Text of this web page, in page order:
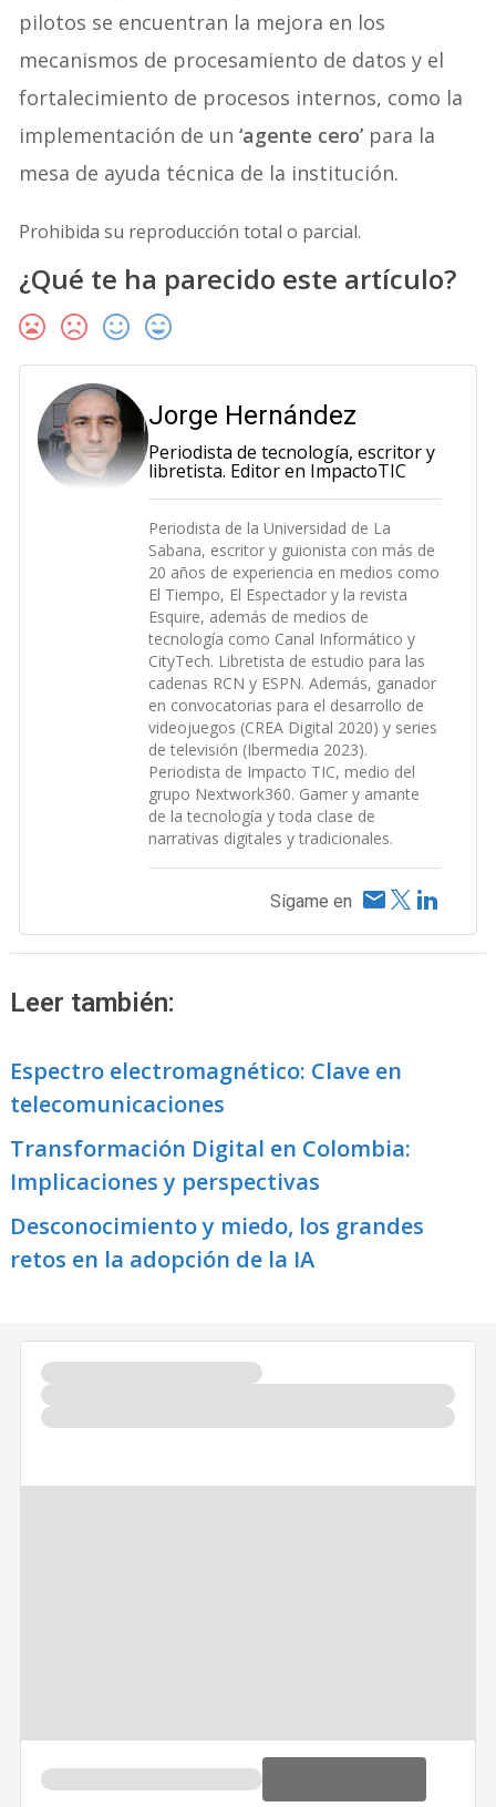
pilotos se encuentran la mejora en los
mecanismos de procesamiento de datos y el
fortalecimiento de procesos internos, como la
implementación de un ‘agente cero’ para la
mesa de ayuda técnica de la institución.
Prohibida su reproducción total o parcial.
¿Qué te ha parecido este artículo?
Jorge Hernández
Periodista de tecnología, escritor y
libretista. Editor en ImpactoTIC
Periodista de la Universidad de La
Sabana, escritor y guionista con más de
20 años de experiencia en medios como
El Tiempo, El Espectador y la revista
Esquire, además de medios de
tecnología como Canal Informático y
CityTech. Libretista de estudio para las
cadenas RCN y ESPN. Además, ganador
en convocatorias para el desarrollo de
videojuegos (CREA Digital 2020) y series
de televisión (Ibermedia 2023).
Periodista de Impacto TIC, medio del
grupo Nextwork360. Gamer y amante
de la tecnología y toda clase de
narrativas digitales y tradicionales.
Sígame en
Leer también:
Espectro electromagnético: Clave en
telecomunicaciones
Transformación Digital en Colombia:
Implicaciones y perspectivas
Desconocimiento y miedo, los grandes
retos en la adopción de la IA